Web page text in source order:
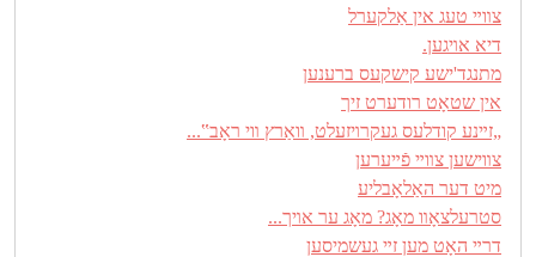
צװײ טעג אין אַלקערל
דיא אױגען.
מתנגד'ישע קישקעס ברענען
אין שטאָט רודערט זיך
„זײנע קודלעס געקרױזעלט, װאַרץ װי ראָב‟...
צװישען צװײ פֿײערען
מיט דער האַלאָבליע
סטרעלצאָװ מאָג? מאָג ער אױך...
דרײ האָט מען זײ געשמיסען